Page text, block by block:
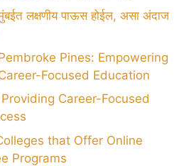
लक्षणीय पाऊस होईल, असा अंदाज
Pines: Empowering
Focused Education
Career-Focused
that Offer Online
Programs